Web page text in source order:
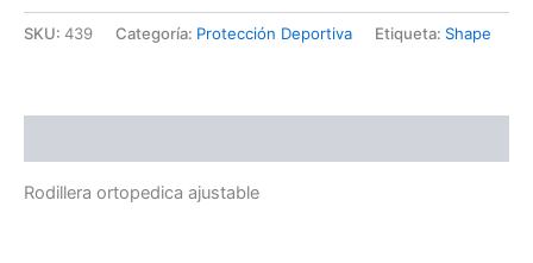
SKU: 439 Categoría: Protección Deportiva Etiqueta: Shape
Rodillera ortopedica ajustable